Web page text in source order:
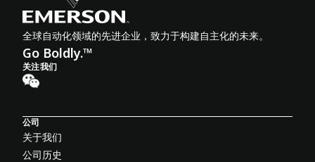
全球自动化领域的先进企业，致力于构建自主化的未来。
Go Boldly.™
关注我们
公司
关于我们
公司历史